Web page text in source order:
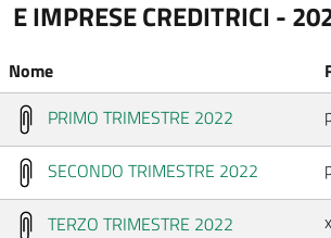
E IMPRESE CREDITRICI -
Nome
PRIMO TRIMESTRE 2022
SECONDO TRIMESTRE 2022
TERZO TRIMESTRE 2022